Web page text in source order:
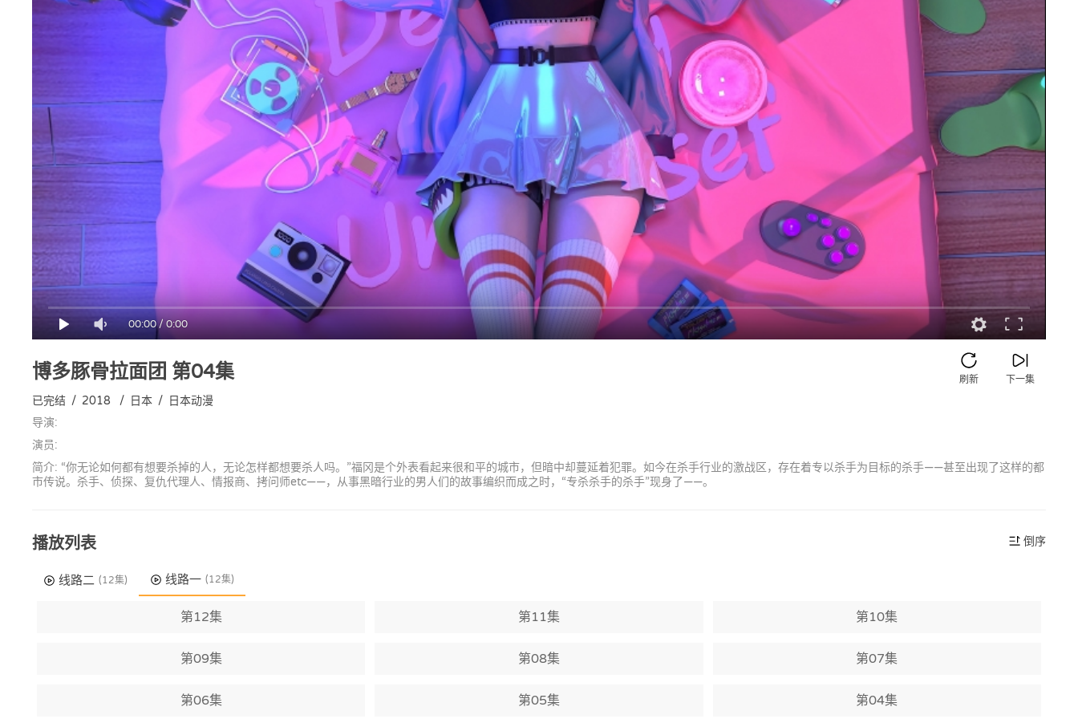
00:00/0:00
博多豚骨拉面团 第04集 下一集
刷新
已完结 / 2018 / 日本 / 日本动漫
导演:
演员:
简介: “你无论如何都有想要杀掉的人，无论怎样都想要杀人吗。”福冈是个外表看起来很和平的城市，但暗中却蔓延着犯罪。如今在杀手行业的激战区，存在着专以杀手为目标的杀手——甚至出现了这样的都
市传说。杀手、侦探、复仇代理人、情报商、拷问师etc——，从事黑暗行业的男人们的故事编织而成之时，“专杀杀手的杀手”现身了——。
播放列表 倒序
线路二 (12集) 线路一 (12集)
第12集 第11集 第10集
第09集 第08集 第07集
第06集 第05集 第04集